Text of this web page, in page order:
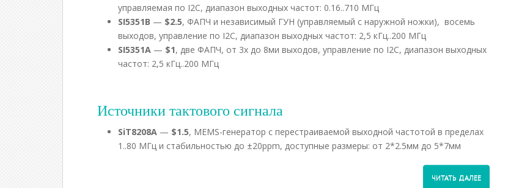
управляемая по I2C, диапазон выходных частот: 0.16..710 МГц
SI5351B — $2.5, ФАПЧ и независимый ГУН (управляемый с наружной ножки), восемь
выходов, управление по I2C, диапазон выходных частот: 2,5 кГц..200 МГц
SI5351A — $1, две ФАПЧ, от 3х до 8ми выходов, управление по I2C, диапазон выходных
частот: 2,5 кГц..200 МГц
Источники тактового сигнала
SiT8208A — $1.5, MEMS-генератор с перестраиваемой выходной частотой в пределах
1..80 МГц и стабильностью до ±20ppm, доступные размеры: от 2*2.5мм до 5*7мм
ЧИТАТЬ ДАЛЕЕ